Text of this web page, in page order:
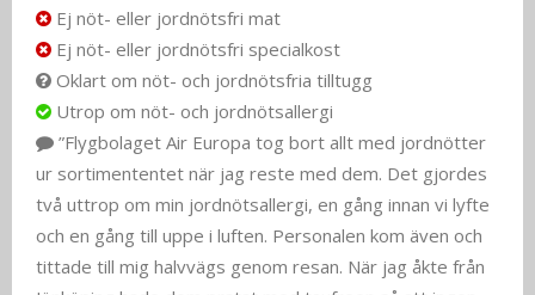
Ej nöt- eller jordnötsfri mat
Ej nöt- eller jordnötsfri specialkost
Oklart om nöt- och jordnötsfria tilltugg
Utrop om nöt- och jordnötsallergi
”Flygbolaget Air Europa tog bort allt med jordnötter
ur sortimententet när jag reste med dem. Det gjordes
två uttrop om min jordnötsallergi, en gång innan vi lyfte
och en gång till uppe i luften. Personalen kom även och
tittade till mig halvvägs genom resan. När jag åkte från